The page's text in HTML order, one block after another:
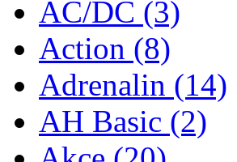
AC/DC (3)
Action (8)
Adrenalin (14)
AH Basic (2)